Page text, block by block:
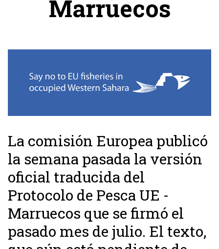
Marruecos
La comisión Europea publicó
la semana pasada la versión
oficial traducida del
Protocolo de Pesca UE -
Marruecos que se firmó el
pasado mes de julio. El texto,